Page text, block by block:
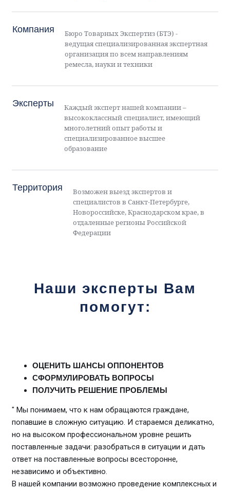
Компания
Бюро Товарных Экспертиз (БТЭ) -
ведущая специализированная экспертная
организация по всем направлениям
ремесла, науки и техники
Эксперты
Каждый эксперт нашей компании –
высококлассный специалист, имеющий
многолетний опыт работы и
специализированное высшее
образование
Территория
Возможен выезд экспертов и
специалистов в Санкт-Петербурге,
Новороссийске, Краснодарском крае, в
отдаленные регионы Российской
Федерации
Наши эксперты Вам
помогут:
ОЦЕНИТЬ ШАНСЫ ОППОНЕНТОВ
СФОРМУЛИРОВАТЬ ВОПРОСЫ
ПОЛУЧИТЬ РЕШЕНИЕ ПРОБЛЕМЫ
" Мы понимаем, что к нам обращаются граждане,
попавшие в сложную ситуацию. И стараемся деликатно,
но на высоком профессиональном уровне решить
поставленные задачи: разобраться в ситуации и дать
ответ на поставленные вопросы всесторонне,
независимо и объективно.
В нашей компании возможно проведение комплексных и